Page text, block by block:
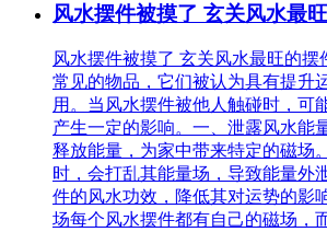
风水摆件被摸了 玄关风水最
风水摆件被摸了 玄关风水最旺的摆
常见的物品，它们被认为具有提升
用。当风水摆件被他人触碰时，可
产生一定的影响。一、泄露风水能
释放能量，为家中带来特定的磁场
时，会打乱其能量场，导致能量外
件的风水功效，降低其对运势的影
场每个风水摆件都有自己的磁场，